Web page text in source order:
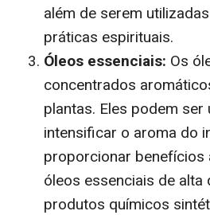
além de serem
práticas espirituais.
Óleos essenciais: Os
concentrados
plantas. Eles podem ser
intensificar o aroma do
proporcionar benefícios
óleos essenciais de alta
produtos químicos